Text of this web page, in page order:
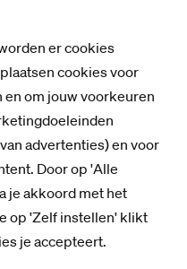
er cookies
cookies voor
om jouw voorkeuren
advertenties) en voor
Door op 'Alle
je akkoord met het
op 'Zelf instellen' klikt
je accepteert.